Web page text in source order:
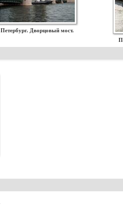
Петербург. Дворцовый мост.